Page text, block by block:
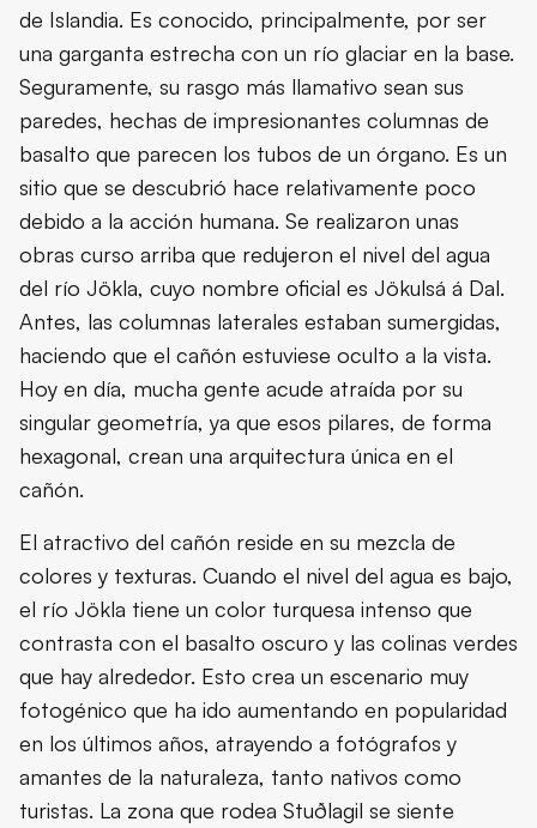
de Islandia. Es conocido, principalmente, por ser
una garganta estrecha con un río glaciar en la base.
Seguramente, su rasgo más llamativo sean sus
paredes, hechas de impresionantes columnas de
basalto que parecen los tubos de un órgano. Es un
sitio que se descubrió hace relativamente poco
debido a la acción humana. Se realizaron unas
obras curso arriba que redujeron el nivel del agua
del río Jökla, cuyo nombre oficial es Jökulsá á Dal.
Antes, las columnas laterales estaban sumergidas,
haciendo que el cañón estuviese oculto a la vista.
Hoy en día, mucha gente acude atraída por su
singular geometría, ya que esos pilares, de forma
hexagonal, crean una arquitectura única en el
cañón.
El atractivo del cañón reside en su mezcla de
colores y texturas. Cuando el nivel del agua es bajo,
el río Jökla tiene un color turquesa intenso que
contrasta con el basalto oscuro y las colinas verdes
que hay alrededor. Esto crea un escenario muy
fotogénico que ha ido aumentando en popularidad
en los últimos años, atrayendo a fotógrafos y
amantes de la naturaleza, tanto nativos como
turistas. La zona que rodea Stuðlagil se siente